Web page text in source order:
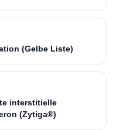
(Gelbe Liste)
interstitielle
(Zytiga®)